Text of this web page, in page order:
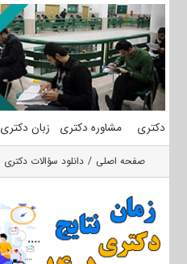
محتوا
دکتری مشاوره دکتری زبان دکتری
صفحه اصلی دانلود سؤالات دکتری 96